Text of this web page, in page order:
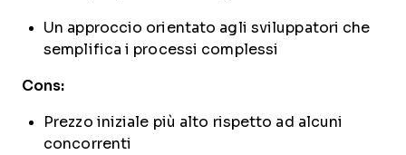
Un approccio orientato agli sviluppatori che
semplifica i processi complessi
Cons:
Prezzo iniziale più alto rispetto ad alcuni
concorrenti